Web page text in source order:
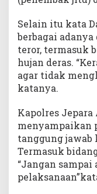
Selain itu kata
berbagai
teror, termasuk
hujan deras.
agar tidak
katanya.
Kapolres
menyampaikan
tanggung jawab
Termasuk
“Jangan sampai